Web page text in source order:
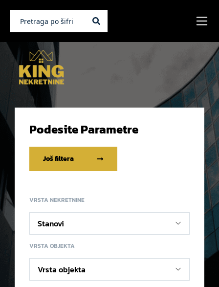
Podesite Parametre
Još filtera
VRSTA NEKRETNINE
VRSTA OBJEKTA